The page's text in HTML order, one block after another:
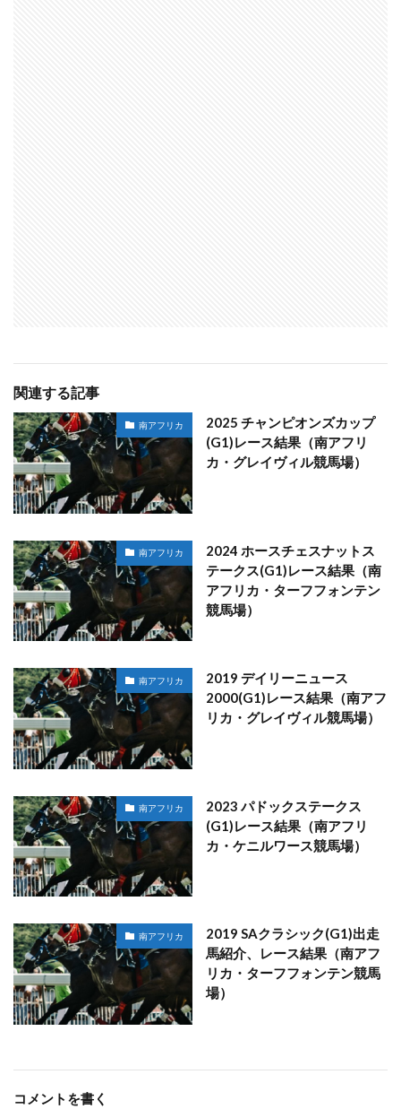
関連する記事
南アフリカ
2025 チャンピオンズカップ
(G1)レース結果（南アフリ
カ・グレイヴィル競馬場）
南アフリカ
2024 ホースチェスナットス
テークス(G1)レース結果（南
アフリカ・ターフフォンテン
競馬場）
南アフリカ
2019 デイリーニュース
2000(G1)レース結果（南アフ
リカ・グレイヴィル競馬場）
南アフリカ
2023 パドックステークス
(G1)レース結果（南アフリ
カ・ケニルワース競馬場）
南アフリカ
2019 SAクラシック(G1)出走
馬紹介、レース結果（南アフ
リカ・ターフフォンテン競馬
場）
コメントを書く